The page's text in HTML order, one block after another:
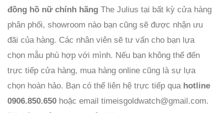
đồng hồ nữ chính hãng The Julius tại bất kỳ cửa hàng
phân phối, showroom nào bạn cũng sẽ được nhận ưu
đãi của hàng. Các nhân viên sẽ tư vấn cho bạn lựa
chọn mẫu phù hợp với mình. Nếu bạn không thể đến
trực tiếp cửa hàng, mua hàng online cũng là sự lựa
chọn hoàn hảo. Bạn có thể liên hệ trực tiếp quahotline
0906.850.650 hoặc email timeisgoldwatch@gmail.com.